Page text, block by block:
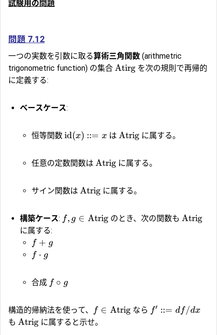
試験用の問題
問題 7.12
一つの実数を引数に取る算術三角関数 (arithmetric
trigonometric function) の集合 Atirg を次の規則で再帰的
に定義する:
ベースケース:
恒等関数 id(x) ::= x は Atrigに属する。
任意の定数関数は Atrig に属する。
サイン関数は Atrig に属する。
構築ケース: f, g ∈ Atrigのとき、次の関数も Atrig
に属する:
f + g
f ⋅ g
合成 f ∘ g
構造的帰納法を使って、 f ∈ Atrigなら f′ ::= df/dx
も Atrig に属すると示せ。